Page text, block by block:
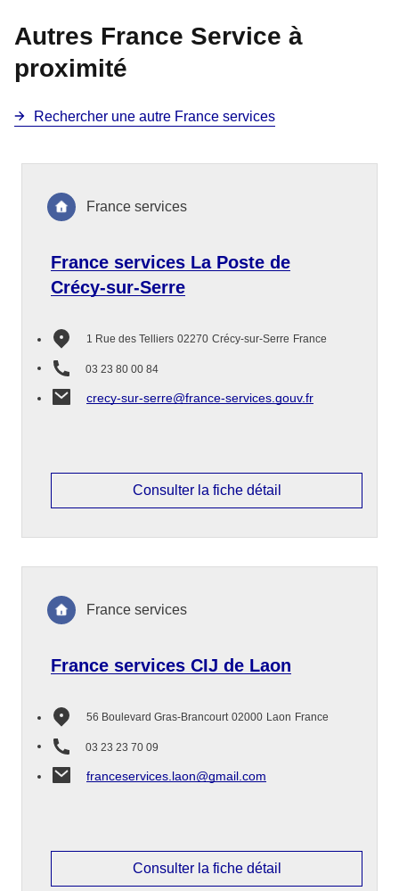
Autres France Service à
proximité
Rechercher une autre France services
France services La Poste de
Crécy-sur-Serre
1 Rue des Telliers 02270 Crécy-sur-Serre France
03 23 80 00 84
crecy-sur-serre@france-services.gouv.fr
France services
Consulter la fiche détail
France services CIJ de Laon
56 Boulevard Gras-Brancourt 02000 Laon France
03 23 23 70 09
franceservices.laon@gmail.com
France services
Consulter la fiche détail